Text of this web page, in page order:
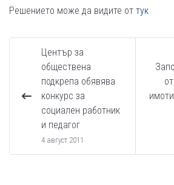
Решението може да видите от тук
Център за
обществена
подкрепа обявява
конкурс за
социален работник
и педагог
4 август 2011